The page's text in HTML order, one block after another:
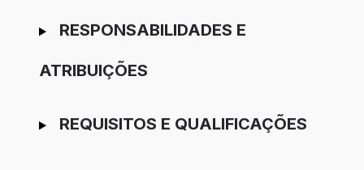
RESPONSABILIDADES E
ATRIBUIÇÕES
REQUISITOS E QUALIFICAÇÕES